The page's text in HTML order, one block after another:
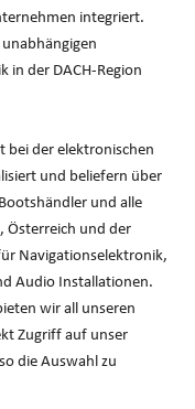
integriert.
in der DACH-Region
bei der elektronischen
und beliefern über
und alle
Österreich und der
Navigationselektronik,
Audio Installationen.
wir all unseren
Zugriff auf unser
die Auswahl zu